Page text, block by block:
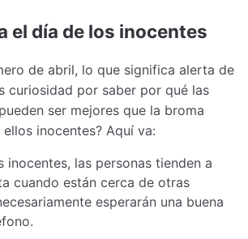
el día de los inocentes
de abril, lo que significa alerta de
curiosidad por saber por qué las
ser mejores que la broma
inocentes? Aquí va:
inocentes, las personas tienden a
cuando están cerca de otras
esperarán una buena